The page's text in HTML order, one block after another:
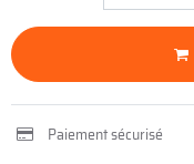
Paiement sécurisé